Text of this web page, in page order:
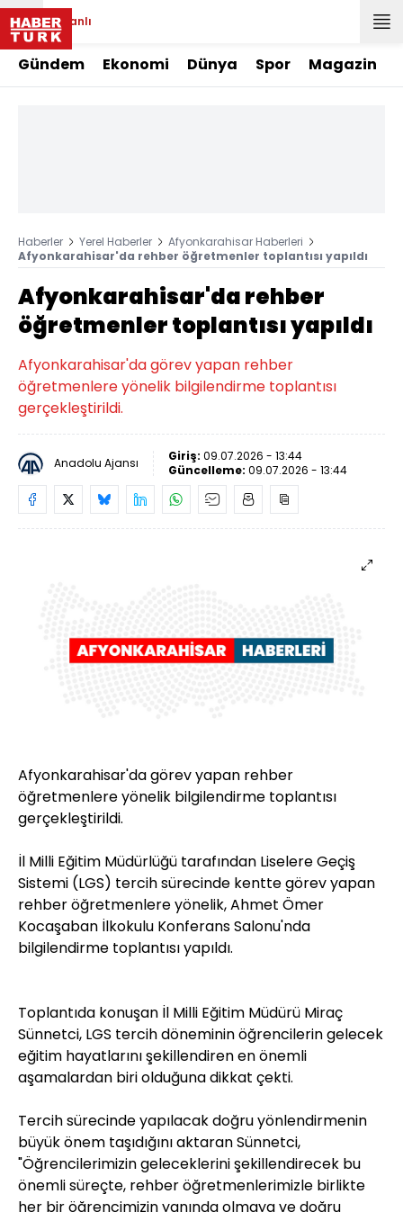
Canlı
Gündem Ekonomi Dünya Spor Magazin
Haberler Yerel Haberler
Afyonkarahisar Haberleri
Afyonkarahisar'da rehber öğretmenler toplantısı yapıldı
Afyonkarahisar'da rehber
öğretmenler toplantısı yapıldı
Afyonkarahisar'da görev yapan rehber
öğretmenlere yönelik bilgilendirme toplantısı
gerçekleştirildi.
Anadolu Ajansı Giriş: 09.07.2026 - 13:44
Güncelleme: 09.07.2026 - 13:44
Afyonkarahisar'da görev yapan rehber
öğretmenlere yönelik bilgilendirme toplantısı
gerçekleştirildi.
İl Milli Eğitim Müdürlüğü tarafından Liselere Geçiş
Sistemi (LGS) tercih sürecinde kentte görev yapan
rehber öğretmenlere yönelik, Ahmet Ömer
Kocaşaban İlkokulu Konferans Salonu'nda
bilgilendirme toplantısı yapıldı.
Toplantıda konuşan İl Milli Eğitim Müdürü Miraç
Sünnetci, LGS tercih döneminin öğrencilerin gelecek
eğitim hayatlarını şekillendiren en önemli
aşamalardan biri olduğuna dikkat çekti.
Tercih sürecinde yapılacak doğru yönlendirmenin
büyük önem taşıdığını aktaran Sünnetci,
"Öğrencilerimizin geleceklerini şekillendirecek bu
önemli süreçte, rehber öğretmenlerimizle birlikte
her bir öğrencimizin yanında olmaya ve doğru